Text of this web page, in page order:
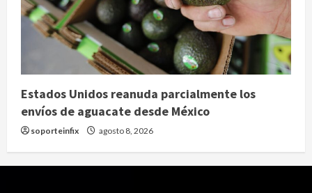
Estados Unidos reanuda parcialmente los
envíos de aguacate desde México
soporteinfix agosto 8, 2026